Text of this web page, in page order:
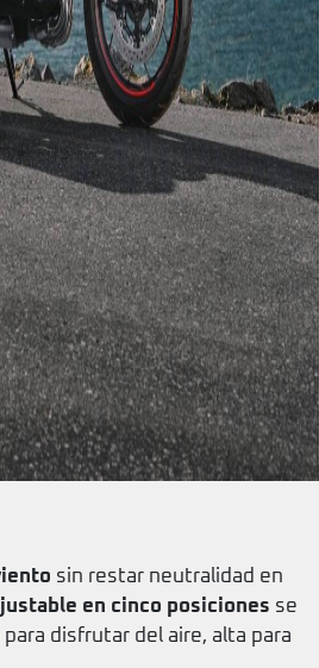
sin restar neutralidad en
en cinco posiciones se
disfrutar del aire, alta para